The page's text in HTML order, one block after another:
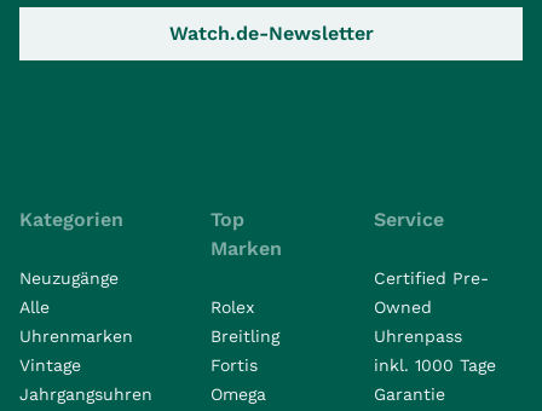
Watch.de-Newsletter
Kategorien
Neuzugänge
Alle
Uhrenmarken
Vintage
Jahrgangsuhren
Top
Marken
Rolex
Breitling
Fortis
Omega
Service
Certified Pre-
Owned
Uhrenpass
inkl. 1000 Tage
Garantie